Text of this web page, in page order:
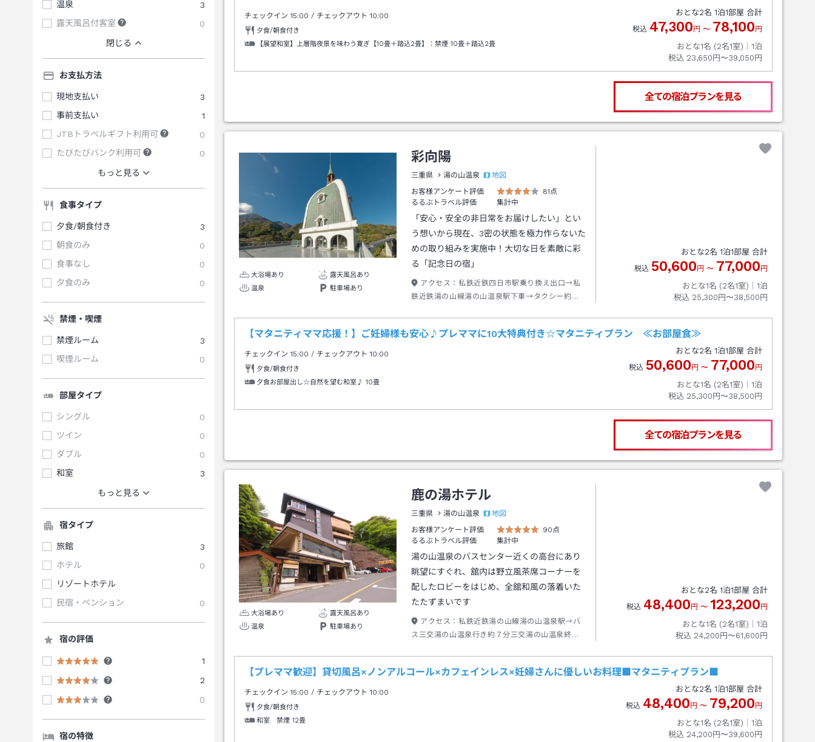
温泉
3
露天風呂付客室
0
閉じる
お支払方法
現地支払い
3
事前支払い
1
JTBトラベルギフト利用可
0
たびたびバンク利用可
0
もっと見る
食事タイプ
夕食/朝食付き
3
朝食のみ
0
食事なし
0
夕食のみ
0
禁煙・喫煙
禁煙ルーム
3
喫煙ルーム
0
部屋タイプ
シングル
0
ツイン
0
ダブル
0
和室
3
もっと見る
宿タイプ
旅館
3
ホテル
0
リゾートホテル
民宿・ペンション
0
宿の評価
1
2
0
宿の特徴
チェックイン15:00 / チェックアウト 10:00
夕食/朝食付き
【展望和室】上層階夜景を味わう寛ぎ【10畳＋踏込2畳】：禁煙 10畳＋踏込2畳
おとな2名 1泊1部屋 合計
税込 47,300 円 〜 78,100 円
おとな1名 (2名1室)｜ 1泊
税込 23,650円〜39,050円
全ての宿泊プランを見る
大浴場あり
露天風呂あり
温泉
駐車場あり
彩向陽
三重県 湯の山温泉
地図
お客様アンケート評価
81点
るるぶトラベル評価
集計中
「安心・安全の非日常をお届けしたい」とい
う想いから現在、3密の状態を極力作らないた
めの取り組みを実施中！大切な日を素敵に彩
る「記念日の宿」
アクセス： 私鉄近鉄四日市駅乗り換え出口→私
鉄近鉄湯の山線湯の山温泉駅下車→タクシー約８
おとな2名 1泊1部屋 合計
税込 50,600 円 〜 77,000 円
おとな1名 (2名1室)｜ 1泊
税込 25,300円〜38,500円
【マタニティママ応援！】ご妊婦様も安心♪プレママに10大特典付き☆マタニティプラン ≪お部屋食≫
チェックイン15:00 / チェックアウト 10:00
夕食/朝食付き
夕食お部屋出し☆自然を望む和室♪ 10畳
おとな2名 1泊1部屋 合計
税込 50,600 円 〜 77,000 円
おとな1名 (2名1室)｜ 1泊
税込 25,300円〜38,500円
全ての宿泊プランを見る
大浴場あり
露天風呂あり
温泉
駐車場あり
鹿の湯ホテル
三重県 湯の山温泉
地図
お客様アンケート評価
90点
るるぶトラベル評価
集計中
湯の山温泉のバスセンター近くの高台にあり
眺望にすぐれ、舘内は野立風茶席コーナーを
配したロビーをはじめ、全舘和風の落着いた
たたずまいです
アクセス： 私鉄近鉄湯の山線湯の山温泉駅→バ
ス三交湯の山温泉行き約７分三交湯の山温泉終点
おとな2名 1泊1部屋 合計
税込 48,400 円 〜 123,200 円
おとな1名 (2名1室)｜ 1泊
税込 24,200円〜61,600円
【プレママ歓迎】貸切風呂×ノンアルコール×カフェインレス×妊婦さんに優しいお料理■マタニティプラン■
チェックイン15:00 / チェックアウト 10:00
夕食/朝食付き
和室 禁煙 12畳
おとな2名 1泊1部屋 合計
税込 48,400 円 〜 79,200 円
おとな1名 (2名1室)｜ 1泊
税込 24,200円〜39,600円